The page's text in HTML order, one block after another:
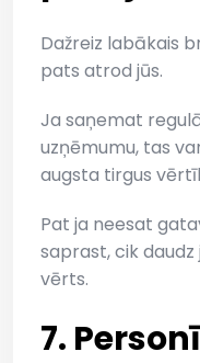
Dažreiz labākais
pats atrod jūs.
Ja saņemat
uzņēmumu, tas
augsta tirgus
Pat ja neesat
saprast, cik
vērts.
7.